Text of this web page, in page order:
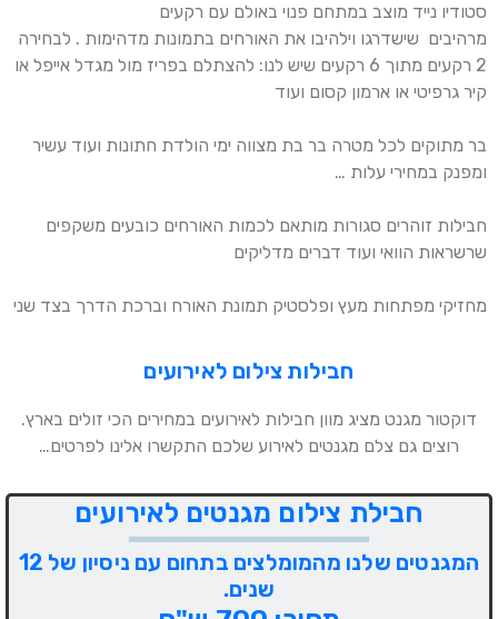
סטודיו נייד מוצב במתחם פנוי באולם עם רקעים
מרהיבים שישדרגו וילהיבו את האורחים בתמונות מדהימות . לבחירה
2 רקעים מתוך 6 רקעים שיש לנו: להצתלם בפריז מול מגדל אייפל או
קיר גרפיטי או ארמון קסום ועוד
בר מתוקים לכל מטרה בר בת מצווה ימי הולדת חתונות ועוד עשיר
ומפנק במחירי עלות …
חבילות זוהרים סגורות מותאם לכמות האורחים כובעים משקפים
שרשראות הוואי ועוד דברים מדליקים
מחזיקי מפתחות מעץ ופלסטיק תמונת האורח וברכת הדרך בצד שני
חבילות צילום לאירועים
דוקטור מגנט מציג מוון חבילות לאירועים במחירים הכי זולים בארץ.
רוצים גם צלם מגנטים לאירוע שלכם התקשרו אלינו לפרטים…
חבילת צילום מגנטים לאירועים
המגנטים שלנו מהמומלצים בתחום עם ניסיון של 12
שנים.